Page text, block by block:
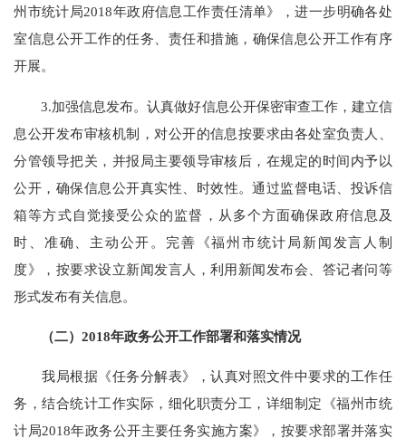
州市统计局2018年政府信息工作责任清单》
，进一步明确各处
室信息公开工作的任务
责任和措施 ， 确保信息公开工作有序
开展。
3.加强信息发布。认真做好信息公开保密审查工作，建立信
息公开发布审核机制， 对公开的信息按要求由各处室负责人、
分管领导把关，并报局主要领导审核后，在规定的时间内予以
公开， 确保信息公开真实性、时效性。通过监督电话、投诉信
箱等方式自觉接受公众的监督，从多个方面确保政府信息及
时
、准确、 主动公开。 完善《福州市统计局新闻发言人制
度》，按要求设立新闻发言人，利用新闻发布会、答记者问等
形式发布有关信息。
（二）2018年政务公开工作部署和落实情况
我局根据 《任务分解表》，认真对照文件中要求的工作任
务，结合统计工作实际， 细化职责分工 ， 详细制定 《福州市统
计局2018年政务公开主要任务实施方案》， 按要求部署并落实